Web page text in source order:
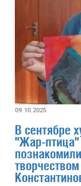
09.10.2025
В сентябре
"Жар-птица"